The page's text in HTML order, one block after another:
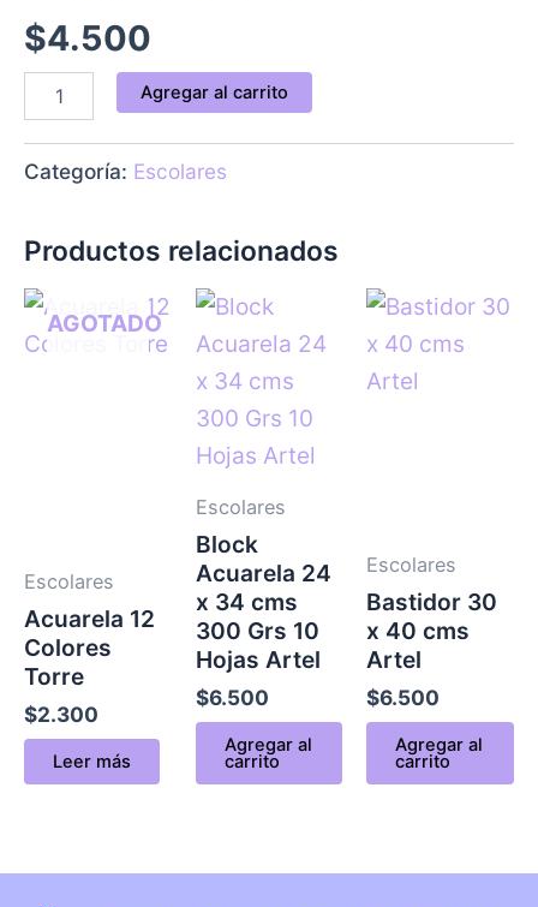
$4.500
Agregar al carrito
Categoría: Escolares
Productos relacionados
AGOTADO
Escolares
Acuarela 12
Colores
Torre
$2.300
Leer más
Escolares
Block
Acuarela 24
x 34 cms
300 Grs 10
Hojas Artel
$6.500
Agregar al
carrito
Escolares
Bastidor 30
x 40 cms
Artel
$6.500
Agregar al
carrito